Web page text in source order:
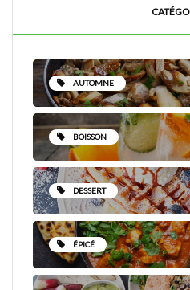
AUTOMNE
BOISSON
DESSERT
ÉPICÉ